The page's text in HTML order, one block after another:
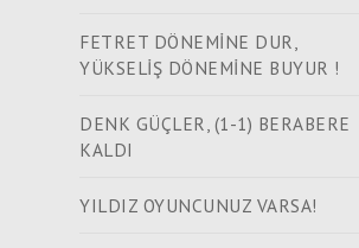
FETRET DÖNEMİNE DUR,
YÜKSELİŞ DÖNEMİNE BUYUR !
DENK GÜÇLER, (1-1) BERABERE
KALDI
YILDIZ OYUNCUNUZ VARSA!